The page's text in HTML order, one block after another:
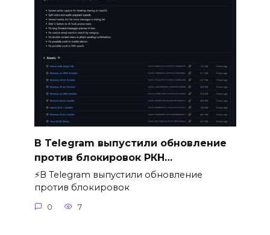
В Telegram выпустили обновление
против блокировок РКН…
⚡️В Telegram выпустили обновление
против блокировок
0 7